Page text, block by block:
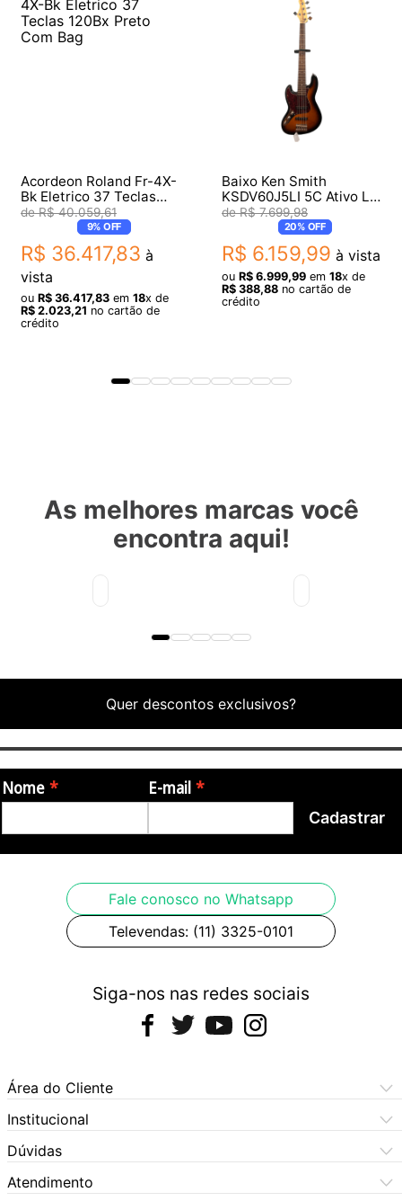
Acordeon Roland Fr-4X-
Bk Eletrico 37 Teclas
120Bx Preto Com Bag
R$ 40.059,61
9% OFF
R$ 36.417,83 à
vista
ou R$ 36.417,83 em 18x de
R$ 2.023,21 no cartão de
crédito
Baixo Ken Smith
KSDV60J5LI 5C Ativo LH
Canhoto
R$ 7.699,98
20%OFF
R$ 6.159,99 à vista
ou R$ 6.999,99 em 18x de
R$ 388,88 no cartão de
crédito
As melhores marcas você
encontra aqui!
Quer descontos exclusivos?
Nome E-mail
Cadastrar
Fale conosco no Whatsapp
Televendas: (11) 3325-0101
Siga-nos nas redes sociais
Área do Cliente
Meus Pedidos
Meus Dados
Institucional
Central de Atendimento
Dúvidas Frequentes
Formas de Pagamento
Dúvidas
Como Comprar
Atendimento